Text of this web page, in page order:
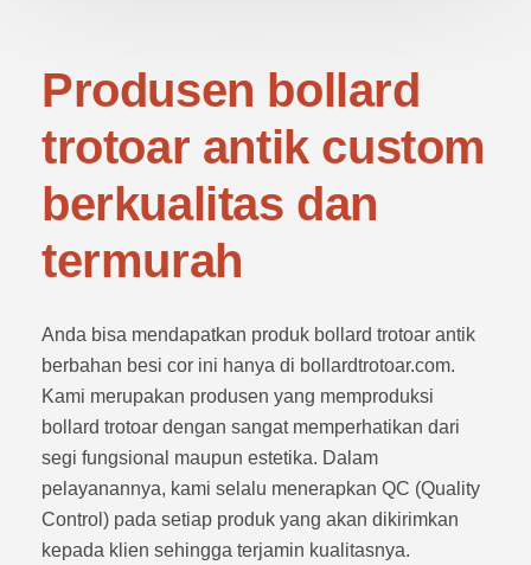
Produsen bollard
trotoar antik custom
berkualitas dan
termurah
Anda bisa mendapatkan produk bollard trotoar antik
berbahan besi cor ini hanya di bollardtrotoar.com.
Kami merupakan produsen yang memproduksi
bollard trotoar dengan sangat memperhatikan dari
segi fungsional maupun estetika. Dalam
pelayanannya, kami selalu menerapkan QC (Quality
Control) pada setiap produk yang akan dikirimkan
kepada klien sehingga terjamin kualitasnya.